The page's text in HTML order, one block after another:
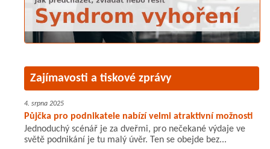
Zajímavosti a tiskové zprávy
4. srpna 2025
Půjčka pro podnikatele nabízí velmi atraktivní možnosti
Jednoduchý scénář je za dveřmi, pro nečekané výdaje ve
světě podnikání je tu malý úvěr. Ten se obejde bez...